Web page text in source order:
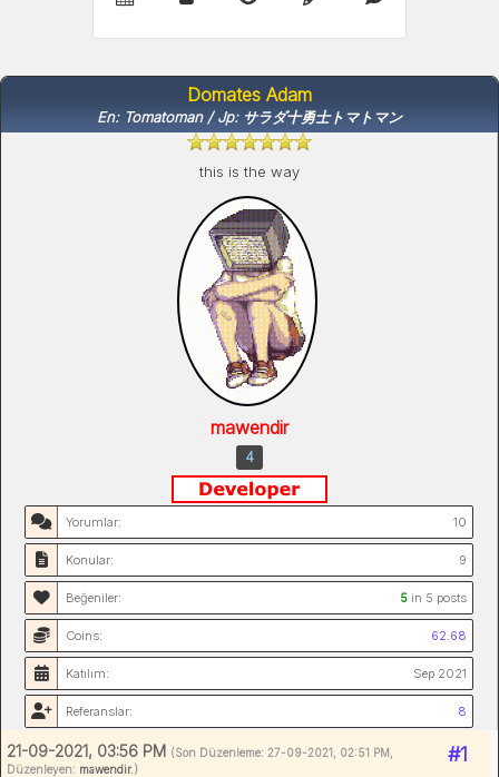
Domates Adam
En: Tomatoman / Jp: サラダ十勇士トマトマン
this is the way
mawendir
4
Yorumlar: 10
Konular: 9
Beğeniler: 5in 5 posts
Coins: 62.68
Katılım: Sep 2021
Referanslar: 8
#1
21-09-2021, 03:56 PM (Son Düzenleme: 27-09-2021, 02:51 PM,
Düzenleyen: mawendir.)